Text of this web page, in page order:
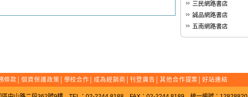
三民網路書店
誠品網路書店
五南網路書店
條款 │個資保護政策 學校合作 │成為經銷商 │刊登廣告 其他合作提案 │好站連結